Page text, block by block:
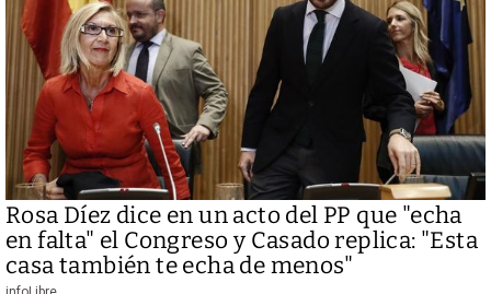
Rosa Díez dice en un acto del PP que "echa
en falta" el Congreso y Casado replica: "Esta
casa también te echa de menos"